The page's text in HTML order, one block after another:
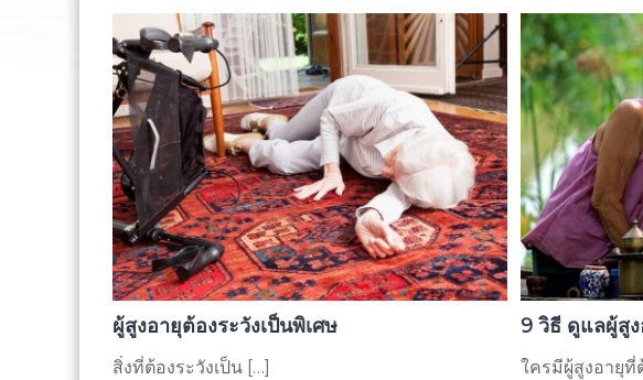
ผู้สูงอายุต้องระวังเป็นพิเศษ
สิ่งที่ต้องระวังเป็น […]
9 วิธี ดูแลผู้สู
ใครมีผู้สูงอายุที่